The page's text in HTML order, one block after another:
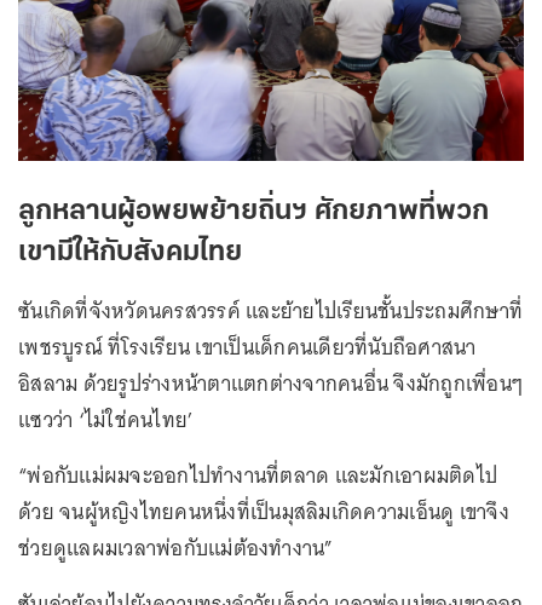
ลูกหลานผู้อพยพย้ายถิ่นฯ ศักยภาพที่พวก
เขามีให้กับสังคมไทย
ซันเกิดที่จังหวัดนครสวรรค์ และย้ายไปเรียนชั้นประถมศึกษาที่
เพชรบูรณ์ ที่โรงเรียน เขาเป็นเด็กคนเดียวที่นับถือศาสนา
อิสลาม ด้วยรูปร่างหน้าตาแตกต่างจากคนอื่น จึงมักถูกเพื่อนๆ
แซวว่า ‘ไม่ใช่คนไทย’
“พ่อกับแม่ผมจะออกไปทำงานที่ตลาด และมักเอาผมติดไป
ด้วย จนผู้หญิงไทยคนหนึ่งที่เป็นมุสลิมเกิดความเอ็นดู เขาจึง
ช่วยดูแลผมเวลาพ่อกับแม่ต้องทำงาน”